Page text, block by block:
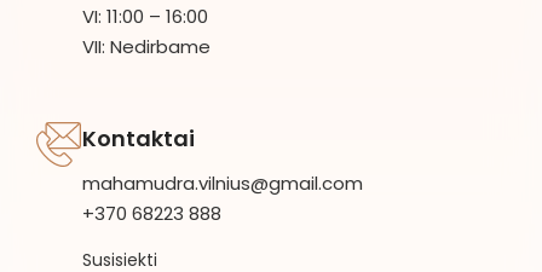
VI: 11:00 – 16:00
VII: Nedirbame
Kontaktai
mahamudra.vilnius@gmail.com
+370 68223 888
Susisiekti